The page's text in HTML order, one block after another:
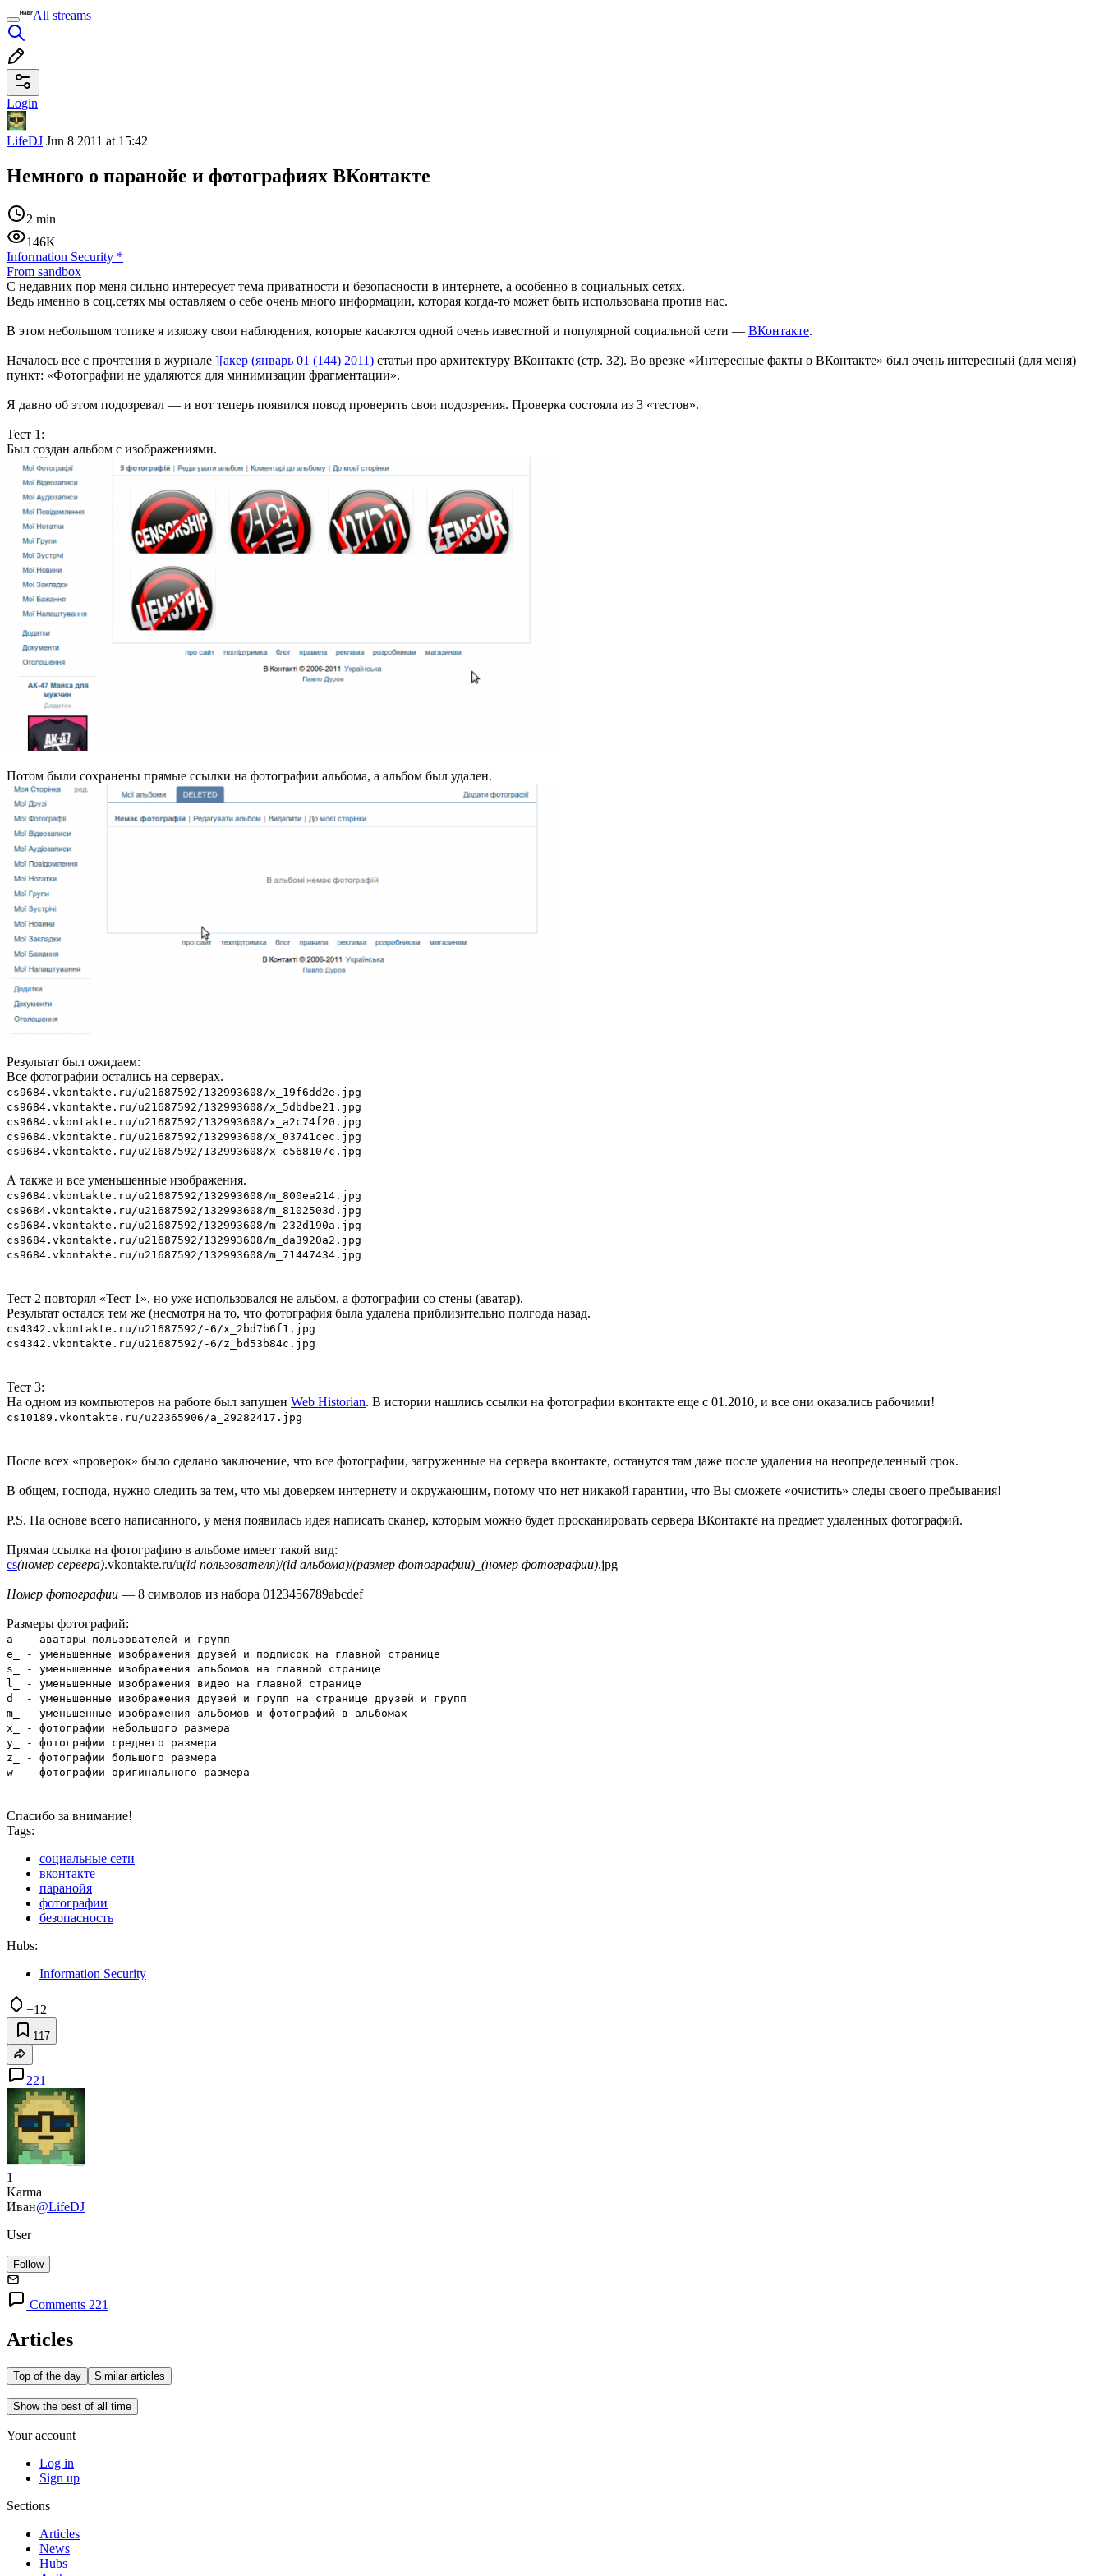
All streams
Login
LifeDJ Jun 8 2011 at 15:42
Немного о паранойе и фотографиях ВКонтакте
2 min
146K
Information Security *
From sandbox
С недавних пор меня сильно интересует тема приватности и безопасности в интернете, а особенно в социальных сетях.
Ведь именно в соц.сетях мы оставляем о себе очень много информации, которая когда-то может быть использована против нас.
В этом небольшом топике я изложу свои наблюдения, которые касаются одной очень известной и популярной социальной сети — ВКонтакте.
Началось все с прочтения в журнале ][акер (январь 01 (144) 2011) статьи про архитектуру ВКонтакте (стр. 32). Во врезке «Интересные факты о ВКонтакте» был очень интересный (для меня)
пункт: «Фотографии не удаляются для минимизации фрагментации».
Я давно об этом подозревал — и вот теперь появился повод проверить свои подозрения. Проверка состояла из 3 «тестов».
Тест 1:
Был создан альбом с изображениями.
Потом были сохранены прямые ссылки на фотографии альбома, а альбом был удален.
Результат был ожидаем:
Все фотографии остались на серверах.
cs9684.vkontakte.ru/u21687592/132993608/x_19f6dd2e.jpg
cs9684.vkontakte.ru/u21687592/132993608/x_5dbdbe21.jpg
cs9684.vkontakte.ru/u21687592/132993608/x_a2c74f20.jpg
cs9684.vkontakte.ru/u21687592/132993608/x_03741cec.jpg
cs9684.vkontakte.ru/u21687592/132993608/x_c568107c.jpg
А также и все уменьшенные изображения.
cs9684.vkontakte.ru/u21687592/132993608/m_800ea214.jpg
cs9684.vkontakte.ru/u21687592/132993608/m_8102503d.jpg
cs9684.vkontakte.ru/u21687592/132993608/m_232d190a.jpg
cs9684.vkontakte.ru/u21687592/132993608/m_da3920a2.jpg
cs9684.vkontakte.ru/u21687592/132993608/m_71447434.jpg
Тест 2 повторял «Тест 1», но уже использовался не альбом, а фотографии со стены (аватар).
Результат остался тем же (несмотря на то, что фотография была удалена приблизительно полгода назад.
cs4342.vkontakte.ru/u21687592/-6/x_2bd7b6f1.jpg
cs4342.vkontakte.ru/u21687592/-6/z_bd53b84c.jpg
Тест 3:
На одном из компьютеров на работе был запущен Web Historian. В истории нашлись ссылки на фотографии вконтакте еще с 01.2010, и все они оказались рабочими!
cs10189.vkontakte.ru/u22365906/a_29282417.jpg
После всех «проверок» было сделано заключение, что все фотографии, загруженные на сервера вконтакте, останутся там даже после удаления на неопределенный срок.
В общем, господа, нужно следить за тем, что мы доверяем интернету и окружающим, потому что нет никакой гарантии, что Вы сможете «очистить» следы своего пребывания!
P.S. На основе всего написанного, у меня появилась идея написать сканер, которым можно будет просканировать сервера ВКонтакте на предмет удаленных фотографий.
Прямая ссылка на фотографию в альбоме имеет такой вид:
cs(номер сервера).vkontakte.ru/u(id пользователя)/(id альбома)/(размер фотографии) (номер фотографии).jpg
Номер фотографии — 8 символов из набора 0123456789abcdef
Размеры фотографий:
a_ - аватары пользователей и групп
e_ - уменьшенные изображения друзей и подписок на главной странице
s_ - уменьшенные изображения альбомов на главной странице
l_ - уменьшенные изображения видео на главной странице
d_ - уменьшенные изображения друзей и групп на странице друзей и групп
m_ - уменьшенные изображения альбомов и фотографий в альбомах
x_ - фотографии небольшого размера
y_ - фотографии среднего размера
z_ - фотографии большого размера
w_ - фотографии оригинального размера
Спасибо за внимание!
Tags:
социальные сети
вконтакте
паранойя
фотографии
безопасность
Hubs:
Information Security
+12
117
221
1
Karma
Иван@LifeDJ
User
Follow
Comments 221
Articles
Top of the day Similar articles
Show the best of all time
Your account
Log in
Sign up
Sections
Articles
News
Hubs